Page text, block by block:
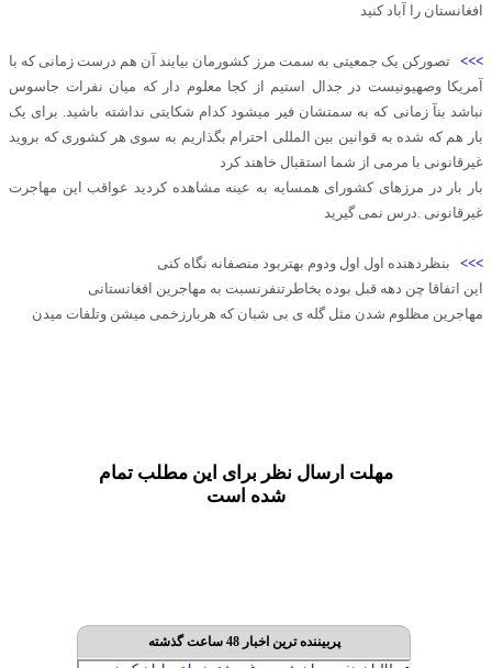
افغانستان را آباد کنید
>>>تصورکن یک جمعیتی به سمت مرز کشورمان بیایند آن هم درست زمانی که با
آمریکا وصهیونیست در جدال استیم از کجا معلوم دار که میان نفرات جاسوس
نباشد بنآ زمانی که به سمتشان فیر میشود کدام شکایتی نداشته باشید. برای یک
بار هم که شده به قوانین بین المللی احترام بگذاریم به سوی هر کشوری که بروید
غیرقانونی با مرمی از شما استقبال خاهند کرد
بار بار در مرزهای کشورای همسایه به عینه مشاهده کردید عواقب این مهاجرت
غیرقانونی .درس نمی گیرید
>>> بنظردهنده اول اول ودوم بهتربود منصفانه نگاه کنی
این اتفاقا چن دهه قبل بوده بخاطرتنفرنسبت به مهاجرین افغانستانی
مهاجرین مظلوم شدن مثل گله ی بی شبان که هربارزخمی میشن وتلفات میدن
مهلت ارسال نظر برای این مطلب تمام
شده است
پربیننده ترین اخبار 48 ساعت گذشته